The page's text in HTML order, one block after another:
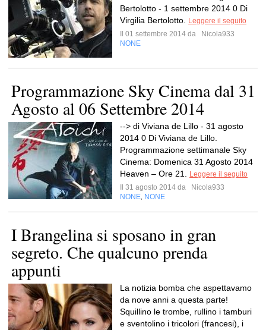
Bertolotto - 1 settembre 2014 0 Di
Virgilia Bertolotto.
Leggere il seguito
Il 01 settembre 2014 da
Nicola933
NONE
Programmazione Sky Cinema dal 31
Agosto al 06 Settembre 2014
--> di Viviana de Lillo - 31 agosto
2014 0 Di Viviana de Lillo.
Programmazione settimanale Sky
Cinema: Domenica 31 Agosto 2014
Heaven – Ore 21.
Leggere il seguito
Il 31 agosto 2014 da
Nicola933
NONE NONE
I Brangelina si sposano in gran
segreto. Che qualcuno prenda
appunti
La notizia bomba che aspettavamo
da nove anni a questa parte!
Squillino le trombe, rullino i tamburi
e sventolino i tricolori (francesi), i